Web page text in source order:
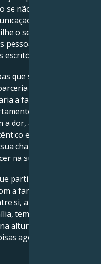
não falar com a sua
é tudo nas
o seu
de quem
que se preocupam
provavelmente
a fazer um favor a si
para se
dor, a mágoa e a
e transparente
chama gémea em
na sua vida.
partilhar com o seu
a família. Para evitar
si, a sua chama
tem de saber como
altura de olhar para
agora e não mais